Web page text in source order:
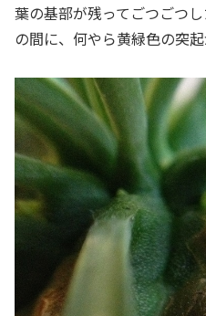
葉の基部が残ってごつごつ
の間に、何やら黄緑色の突起